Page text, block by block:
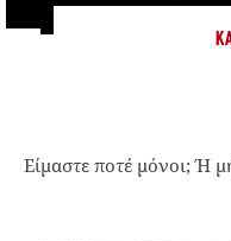
Είμαστε ποτέ μόνοι; Ή